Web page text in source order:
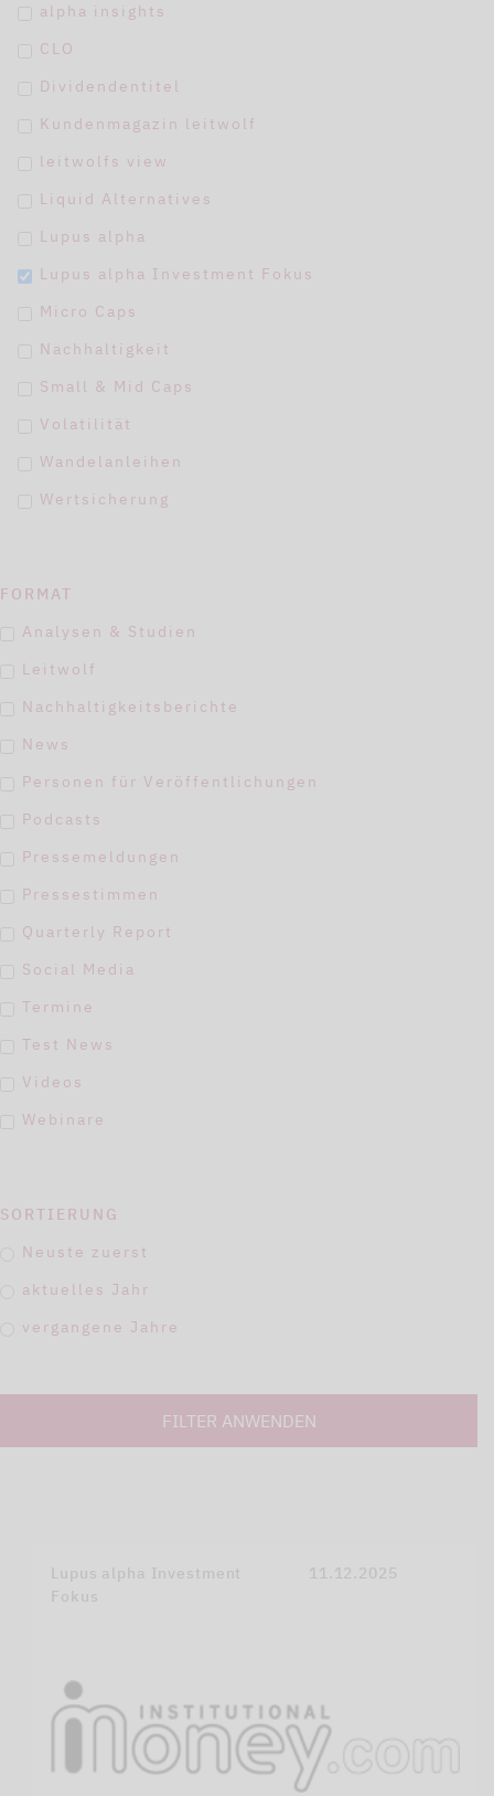
alpha insights
CLO
Dividendentitel
Kundenmagazin leitwolf
leitwolfs view
Liquid Alternatives
Lupus alpha
Lupus alpha Investment Fokus
Micro Caps
Nachhaltigkeit
Small & Mid Caps
Volatilität
Wandelanleihen
Wertsicherung
FORMAT
Analysen & Studien
Leitwolf
Nachhaltigkeitsberichte
News
Personen für Veröffentlichungen
Podcasts
Pressemeldungen
Pressestimmen
Quarterly Report
Social Media
Termine
Test News
Videos
Webinare
SORTIERUNG
Neuste zuerst
aktuelles Jahr
vergangene Jahre
FILTER ANWENDEN
Lupus alpha Investment
Fokus
11.12.2025